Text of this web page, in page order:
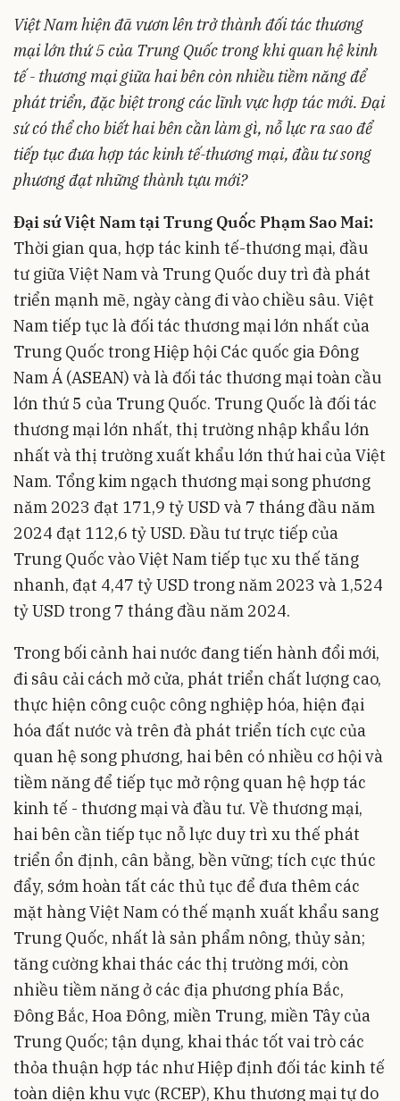
Việt Nam hiện đã vươn lên trở thành đối tác thương
mại lớn thứ 5 của Trung Quốc trong khi quan hệ kinh
tế - thương mại giữa hai bên còn nhiều tiềm năng để
phát triển, đặc biệt trong các lĩnh vực hợp tác mới. Đại
sứ có thể cho biết hai bên cần làm gì, nỗ lực ra sao để
tiếp tục đưa hợp tác kinh tế-thương mại, đầu tư song
phương đạt những thành tựu mới?
Đại sứ Việt Nam tại Trung Quốc Phạm Sao Mai:
Thời gian qua, hợp tác kinh tế-thương mại, đầu
tư giữa Việt Nam và Trung Quốc duy trì đà phát
triển mạnh mẽ, ngày càng đi vào chiều sâu. Việt
Nam tiếp tục là đối tác thương mại lớn nhất của
Trung Quốc trong Hiệp hội Các quốc gia Đông
Nam Á (ASEAN) và là đối tác thương mại toàn cầu
lớn thứ 5 của Trung Quốc. Trung Quốc là đối tác
thương mại lớn nhất, thị trường nhập khẩu lớn
nhất và thị trường xuất khẩu lớn thứ hai của Việt
Nam. Tổng kim ngạch thương mại song phương
năm 2023 đạt 171,9 tỷ USD và 7 tháng đầu năm
2024 đạt 112,6 tỷ USD. Đầu tư trực tiếp của
Trung Quốc vào Việt Nam tiếp tục xu thế tăng
nhanh, đạt 4,47 tỷ USD trong năm 2023 và 1,524
tỷ USD trong 7 tháng đầu năm 2024.
Trong bối cảnh hai nước đang tiến hành đổi mới,
đi sâu cải cách mở cửa, phát triển chất lượng cao,
thực hiện công cuộc công nghiệp hóa, hiện đại
hóa đất nước và trên đà phát triển tích cực của
quan hệ song phương, hai bên có nhiều cơ hội và
tiềm năng để tiếp tục mở rộng quan hệ hợp tác
kinh tế - thương mại và đầu tư. Về thương mại,
hai bên cần tiếp tục nỗ lực duy trì xu thế phát
triển ổn định, cân bằng, bền vững; tích cực thúc
đẩy, sớm hoàn tất các thủ tục để đưa thêm các
mặt hàng Việt Nam có thế mạnh xuất khẩu sang
Trung Quốc, nhất là sản phẩm nông, thủy sản;
tăng cường khai thác các thị trường mới, còn
nhiều tiềm năng ở các địa phương phía Bắc,
Đông Bắc, Hoa Đông, miền Trung, miền Tây của
Trung Quốc; tận dụng, khai thác tốt vai trò các
thỏa thuận hợp tác như Hiệp định đối tác kinh tế
toàn diện khu vực (RCEP), Khu thương mại tự do